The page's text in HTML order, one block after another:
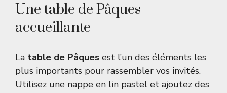
Une table de Pâques
accueillante
La table de Pâques est l’un des éléments les
plus importants pour rassembler vos invités.
Utilisez une nappe en lin pastel et ajoutez des